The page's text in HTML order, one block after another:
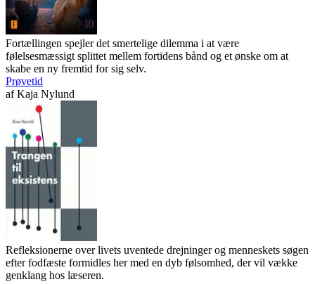
Fortællingen spejler det smertelige dilemma i at være
følelsesmæssigt splittet mellem fortidens bånd og et ønske om at
skabe en ny fremtid for sig selv.
Prøvetid
afKaja Nylund
Refleksionerne over livets uventede drejninger og menneskets søgen
efter fodfæste formidles her med en dyb følsomhed, der vil vække
genklang hos læseren.